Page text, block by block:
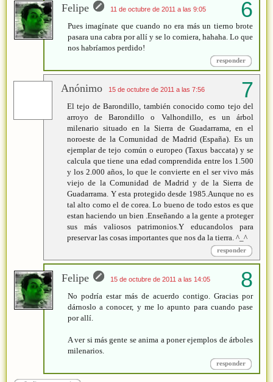
Felipe 11 de octubre de 2011 a las 9:05
Pues imagínate que cuando no era más un tierno brote
pasara una cabra por allí y se lo comiera, hahaha. Lo que
nos habríamos perdido!
responder
Anónimo 15 de octubre de 2011 a las 7:56
El tejo de Barondillo, también conocido como tejo del
arroyo de Barondillo o Valhondillo, es un árbol
milenario situado en la Sierra de Guadarrama, en el
noroeste de la Comunidad de Madrid (España). Es un
ejemplar de tejo común o europeo (Taxus baccata) y se
calcula que tiene una edad comprendida entre los 1.500
y los 2.000 años, lo que le convierte en el ser vivo más
viejo de la Comunidad de Madrid y de la Sierra de
Guadarrama. Y esta protegido desde 1985.Aunque no es
tal alto como el de corea. Lo bueno de todo estos es que
estan haciendo un bien .Enseñando a la gente a proteger
sus más valiosos patrimonios.Y educandolos para
preservar las cosas importantes que nos da la tierra. ^_^
responder
Felipe 15 de octubre de 2011 a las 14:05
No podría estar más de acuerdo contigo. Gracias por
dárnoslo a conocer, y me lo apunto para cuando pase
por allí.
A ver si más gente se anima a poner ejemplos de árboles
milenarios.
responder